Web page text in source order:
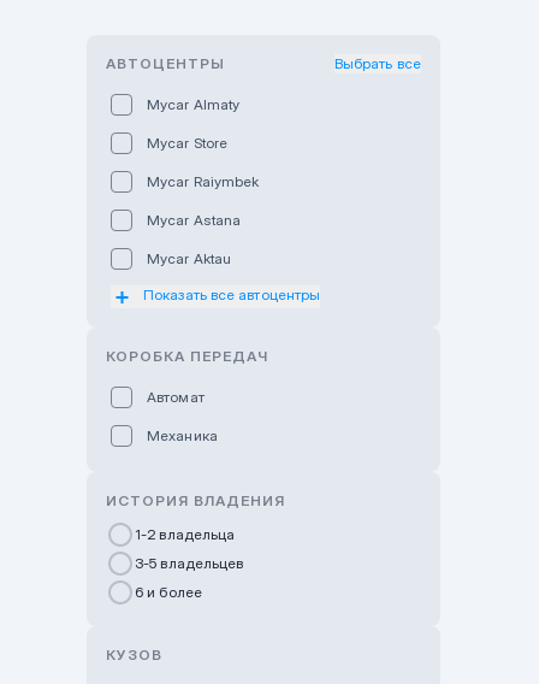
АВТОЦЕНТРЫ Выбрать все
Mycar Almaty
Mycar Store
Mycar Raiymbek
Mycar Astana
Mycar Aktau
Mycar Uralsk
GWM Nurly Zhol
Chery Astana
Показать все автоцентры
КОРОБКА ПЕРЕДАЧ
Автомат
Механика
ИСТОРИЯ ВЛАДЕНИЯ
1-2 владельца
3-5 владельцев
6 и более
КУЗОВ